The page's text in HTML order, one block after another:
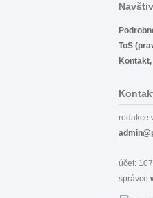
ToS
redakce
účet:
správce: